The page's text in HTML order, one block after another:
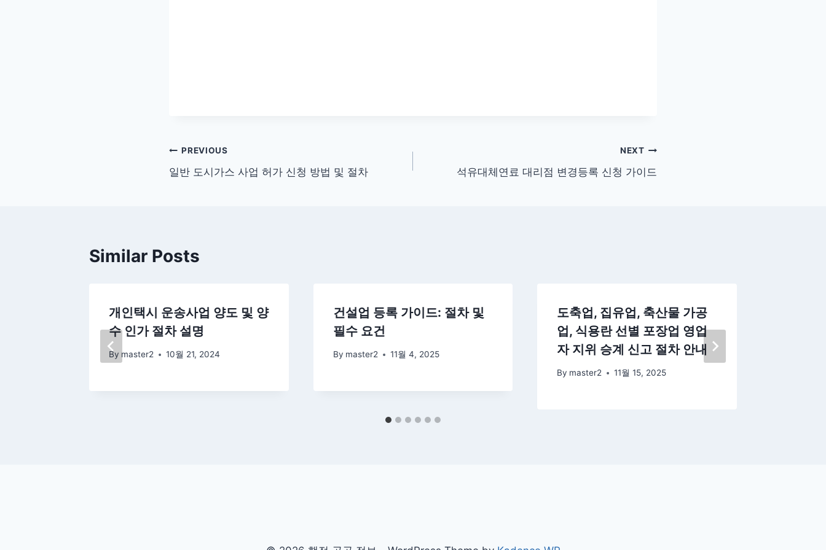
글
탐
PREVIOUS
일반 도시가스 사업 허가 신청 방법 및 절차
NEXT
석유대체연료 대리점 변경등록 신청 가이드
Similar Posts
개인택시 운송사업 양도 및 양
수 인가 절차 설명
By master2 10월 21, 2024
건설업 등록 가이드: 절차 및
필수 요건
By master2 11월 4, 2025
도축업, 집유업, 축산물 가공
업, 식용란 선별 포장업 영업
자 지위 승계 신고 절차 안내
By master2 11월 15, 2025